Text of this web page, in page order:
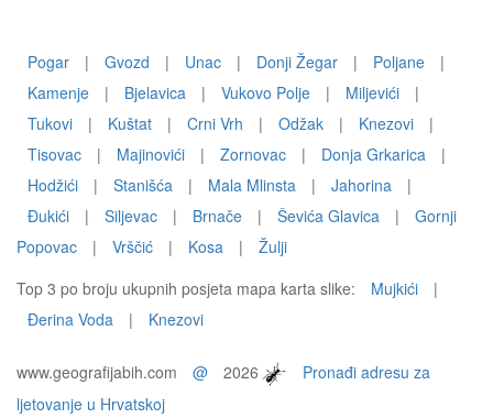
Pogar | Gvozd | Unac | Donji Žegar | Poljane
|
Kamenje
| Bjelavica | Vukovo Polje | Miljevići
|
Tukovi
| Kuštat | Crni Vrh | Odžak | Knezovi
|
Tisovac
| Majinovići | Zornovac | Donja Grkarica
|
Hodžići
| Stanišća | Mala Mlinsta | Jahorina
|
Đukići
| Siljevac | Brnače | Ševića Glavica |
Gornji
Popovac
| Vrščić | Kosa |
Žulji
Top 3 po broju ukupnih posjeta mapa karta slike:
Mujkići
|
Đerina Voda
| Knezovi
www.geografijabih.com @ 2026
Pronađi adresu za
ljetovanje u Hrvatskoj